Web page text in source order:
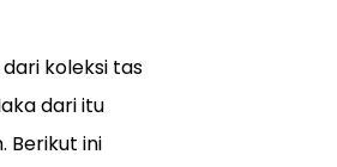
koleksi tas
dari itu
Berikut ini